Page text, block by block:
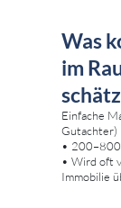
Was
im
Einfache
Gutachter)
•
• Wird oft
Immobilie